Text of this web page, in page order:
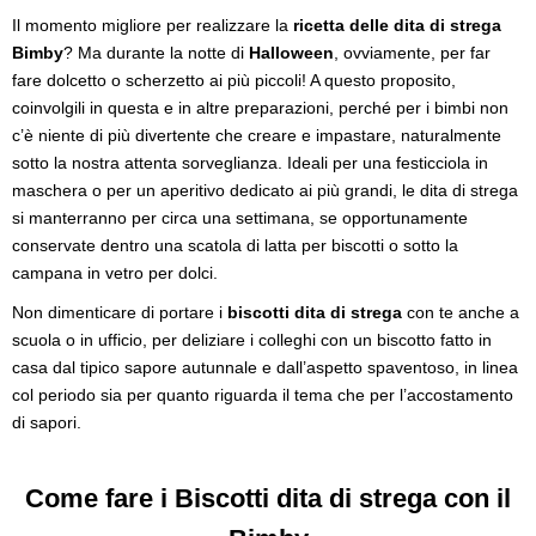
Il momento migliore per realizzare la ricetta delle dita di strega
Bimby? Ma durante la notte di Halloween , ovviamente, per far
fare dolcetto o scherzetto ai più piccoli! A questo proposito,
coinvolgili in questa e in altre preparazioni, perché per i bimbi non
c’è niente di più divertente che creare e impastare, naturalmente
sotto la nostra attenta sorveglianza. Ideali per una festicciola in
maschera o per un aperitivo dedicato ai più grandi, le dita di strega
si manterranno per circa una settimana, se opportunamente
conservate dentro una scatola di latta per biscotti o sotto la
campana in vetro per dolci.
Non dimenticare di portare i biscotti dita di strega con te anche a
scuola o in ufficio, per deliziare i colleghi con un biscotto fatto in
casa dal tipico sapore autunnale e dall’aspetto spaventoso, in linea
col periodo sia per quanto riguarda il tema che per l’accostamento
di sapori.
Come fare i Biscotti dita di strega con il